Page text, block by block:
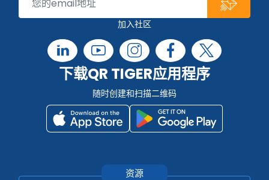
加入社区
下载QR TIGER应用程序
随时创建和扫描二维码
资源